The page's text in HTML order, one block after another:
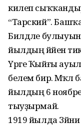
килеп
“Тарский”.
Билдәле
йылдың йәйенә
Үрге Ҡыйғы
белем бирә.
йылдың 6
тыуҙырмай.
1919 йылда